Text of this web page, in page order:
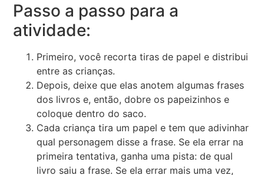
Passo a passo para a
atividade:
Primeiro, você recorta tiras de papel e distribui
entre as crianças.
Depois, deixe que elas anotem algumas frases
dos livros e, então, dobre os papeizinhos e
coloque dentro do saco.
Cada criança tira um papel e tem que adivinhar
qual personagem disse a frase. Se ela errar na
primeira tentativa, ganha uma pista: de qual
livro saiu a frase. Se ela errar mais uma vez,